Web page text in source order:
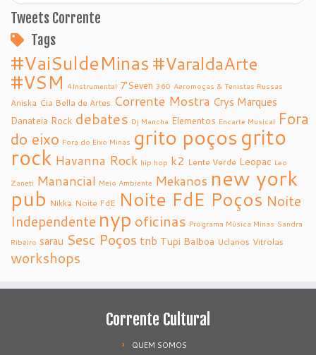
Tweets Corrente
Tags
#VaiSuldeMinas #VaraldaArte
#VSM 4Instrumental 7’Seven 360 Aeromoças & Tenistas Russas
Aniska Cia Bella de Artes Corrente Mostra Crys Marques
Danateia Rock debates Dj Mancha Elementos Encarte Musical Fora
do eixo Fora do Eixo Minas grito poçosgrito
rock Havanna Rock hip hop k2 Lente Verde Leopac Leo
Zaneti Manancial Meio Ambiente Mekanos new york
pub Nikka Noite FdE Noite FdE Poços Noite
Independente nyp oficinas Programa Música Minas Sandra
Ribeiro sarau Sesc Poços tnb Tupi Balboa Uclanos Vitrolas
workshops
Corrente Cultural
QUEM SOMOS